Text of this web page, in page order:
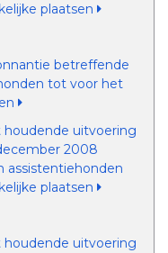
plaatsen
betreffende
tot voor het
houdende uitvoering
2008
assistentiehonden
plaatsen
houdende uitvoering